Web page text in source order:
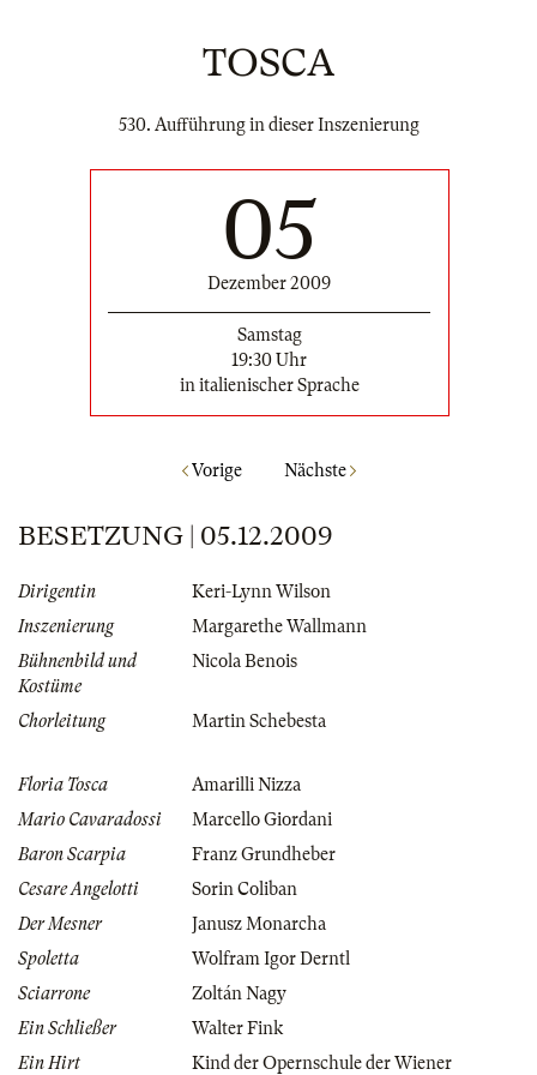
TOSCA
530. Aufführung in dieser Inszenierung
05
Dezember 2009
Samstag
19:30 Uhr
in italienischer Sprache
Vorige Nächste
BESETZUNG | 05.12.2009
Dirigentin
Keri-Lynn Wilson
Inszenierung
Margarethe Wallmann
Bühnenbild und
Kostüme
Nicola Benois
Chorleitung Martin Schebesta
Floria Tosca
Amarilli Nizza
Mario Cavaradossi
Marcello Giordani
Baron Scarpia
Franz Grundheber
Cesare Angelotti
Sorin Coliban
Der Mesner
Janusz Monarcha
Spoletta
Wolfram Igor Derntl
Sciarrone
Zoltán Nagy
Ein Schließer
Walter Fink
Ein Hirt
Kind der Opernschule der Wiener